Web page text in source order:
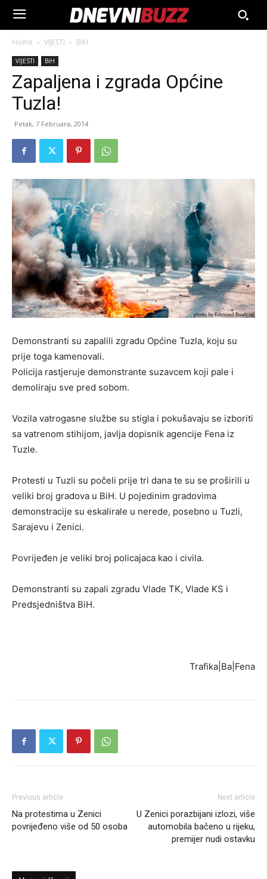
Home VIJESTI BiH
VIJESTI BiH
Zapaljena i zgrada Općine
Tuzla!
Petak, 7 Februara, 2014
Demonstranti su zapalili zgradu Općine Tuzla, koju su
prije toga kamenovali.
Policija rastjeruje demonstrante suzavcem koji pale i
demoliraju sve pred sobom.
Vozila vatrogasne službe su stigla i pokušavaju se izboriti
sa vatrenom stihijom, javlja dopisnik agencije Fena iz
Tuzle.
Protesti u Tuzli su počeli prije tri dana te su se proširili u
veliki broj gradova u BiH. U pojedinim gradovima
demonstracije su eskalirale u nerede, posebno u Tuzli,
Sarajevu i Zenici.
Povrijeđen je veliki broj policajaca kao i civila.
Demonstranti su zapali zgradu Vlade TK, Vlade KS i
Predsjedništva BiH.
Trafika|Ba|Fena
Previous article
Na protestima u Zenici
povrijeđeno više od 50 osoba
Next article
U Zenici porazbijani izlozi, više
automobila bačeno u rijeku,
premijer nudi ostavku